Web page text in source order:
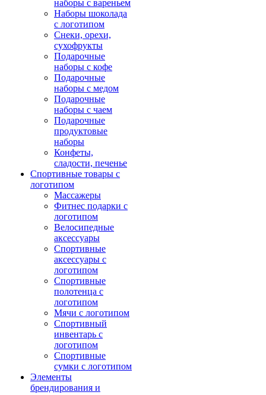
наборы с вареньем
Наборы шоколада
с логотипом
Снеки, орехи,
сухофрукты
Подарочные
наборы с кофе
Подарочные
наборы с медом
Подарочные
наборы с чаем
Подарочные
продуктовые
наборы
Конфеты,
сладости, печенье
Спортивные товары с
логотипом
Массажеры
Фитнес подарки с
логотипом
Велосипедные
аксессуары
Спортивные
аксессуары с
логотипом
Спортивные
полотенца с
логотипом
Мячи с логотипом
Спортивный
инвентарь с
логотипом
Спортивные
сумки с логотипом
Элементы
брендирования и